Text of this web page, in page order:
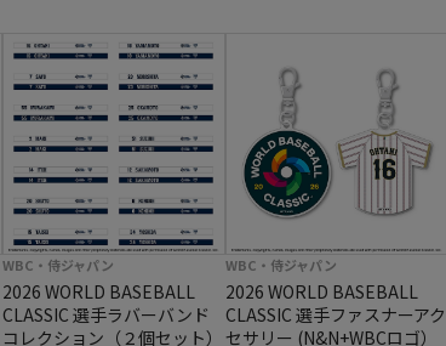
WBC・侍ジャパン
2026 WORLD BASEBALL
CLASSIC 選手ラバーバンド
コレクション（２個セット）
WBC・侍ジャパン
2026 WORLD BASEBALL
CLASSIC 選手ファスナーアク
セサリー (N&N+WBCロゴ）